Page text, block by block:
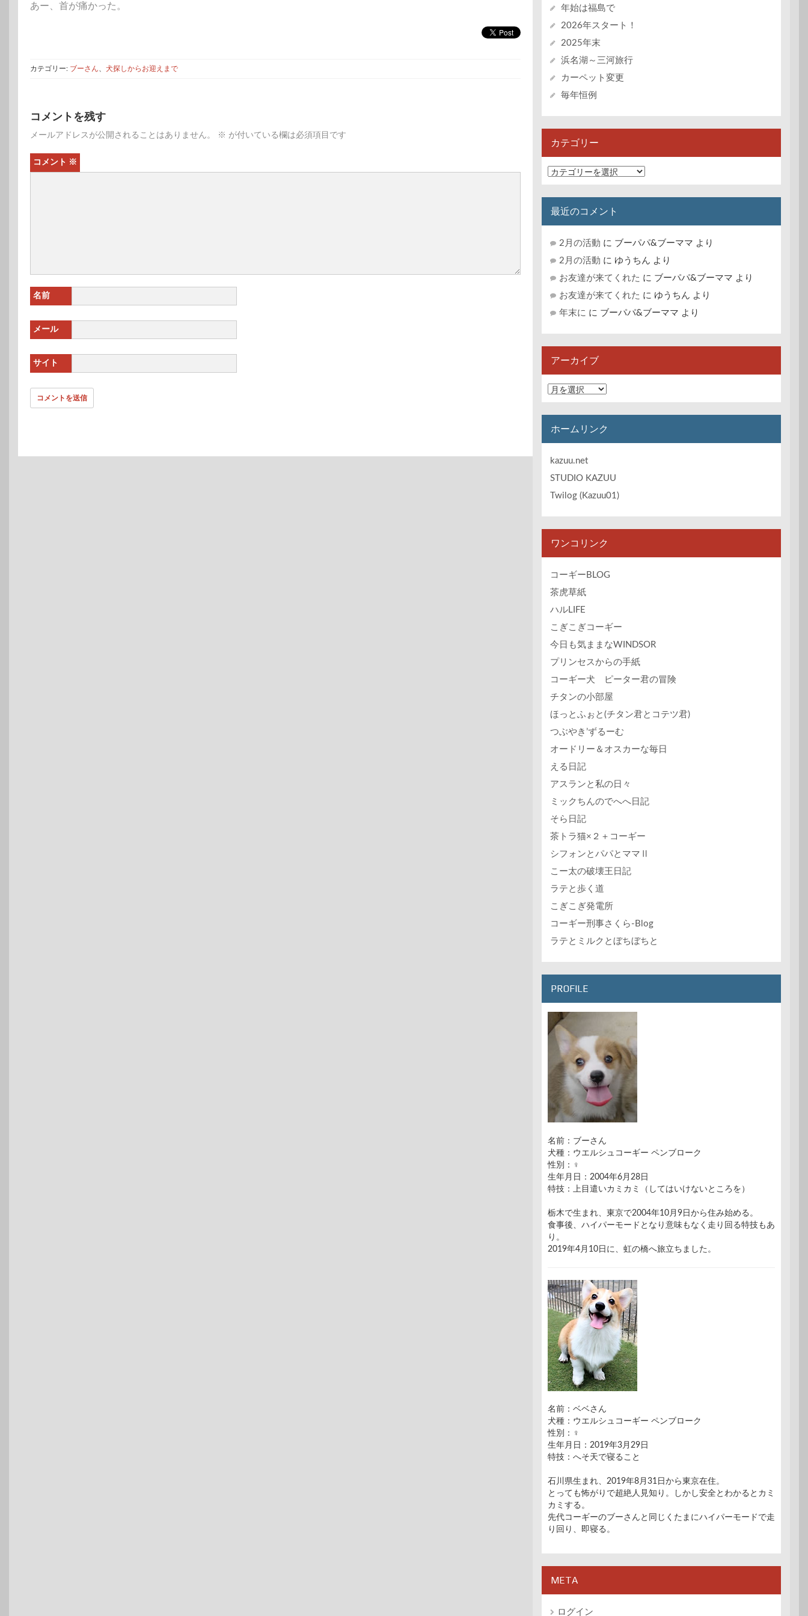
あー、首が痛かった。
カテゴリー: ブーさん 犬探しからお迎えまで
コメントを残す
メールアドレスが公開されることはありません。 ※ が付いている欄は必須項目です
コメント ※
名前
メール
サイト
年始は福島で
2026年スタート！
2025年末
浜名湖～三河旅行
カーペット変更
毎年恒例
カテゴリー
カ
テ
ゴ
リ
最近のコメント
2月の活動 に ブーパパ&ブーママ より
2月の活動 に ゆうちん より
お友達が来てくれた に ブーパパ&ブーママ より
お友達が来てくれた に ゆうちん より
年末に に ブーパパ&ブーママ より
アーカイブ
ア
ー
カ
イ
ホームリンク
kazuu.net
STUDIO KAZUU
Twilog (Kazuu01)
ワンコリンク
コーギーBLOG
茶虎草紙
ハルLIFE
こぎこぎコーギー
今日も気ままなWINDSOR
プリンセスからの手紙
コーギー犬 ピーター君の冒険
チタンの小部屋
ほっとふぉと(チタン君とコテツ君)
つぶやき’ずるーむ
オードリー＆オスカーな毎日
える日記
アスランと私の日々
ミックちんのでへへ日記
そら日記
茶トラ猫×２＋コーギー
シフォンとパパとママⅡ
こー太の破壊王日記
ラテと歩く道
こぎこぎ発電所
コーギー刑事さくら-Blog
ラテとミルクとぼちぼちと
PROFILE
名前：ブーさん
犬種：ウエルシュコーギー ペンブローク
性別：♀
生年月日：2004年6月28日
特技：上目遣いカミカミ（してはいけないところを）
栃木で生まれ、東京で2004年10月9日から住み始める。
食事後、ハイパーモードとなり意味もなく走り回る特技もあ
り。
2019年4月10日に、虹の橋へ旅立ちました。
名前：ベベさん
犬種：ウエルシュコーギー ペンブローク
性別：♀
生年月日：2019年3月29日
特技：へそ天で寝ること
石川県生まれ、2019年8月31日から東京在住。
とっても怖がりで超絶人見知り。しかし安全とわかるとカミ
カミする。
先代コーギーのブーさんと同じくたまにハイパーモードで走
り回り、即寝る。
META
ログイン